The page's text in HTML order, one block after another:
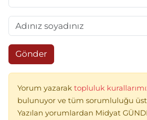
Gönder
Yorum yazarak topluluk
bulunuyor ve tüm sorumluluğu
Yazılan yorumlardan Midyat